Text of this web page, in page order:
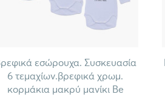
εσώρουχα. Συσκευασία
6 τεμαχίων.βρεφικά χρωμ.
κορμάκια μακρύ μανίκι Be